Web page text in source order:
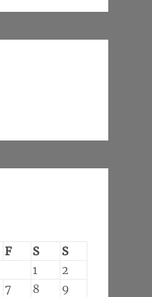
F S
S
1
2
7 8
9